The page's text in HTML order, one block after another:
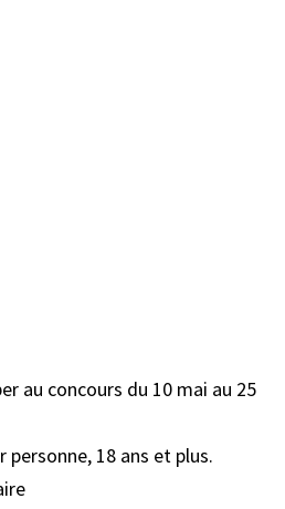
au concours du 10 mai au 25
18 ans et plus.